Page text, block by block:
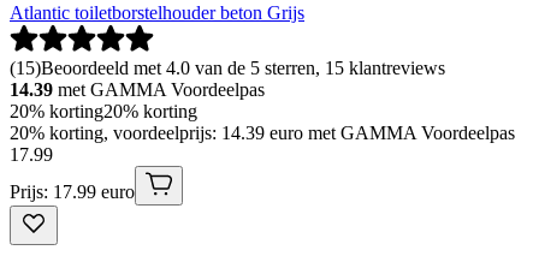
Atlantic toiletborstelhouder beton Grijs
(15)Beoordeeld met 4.0 van de 5 sterren, 15 klantreviews
14.39 met GAMMA Voordeelpas
20% korting20% korting
20% korting, voordeelprijs: 14.39 euro met GAMMA Voordeelpas
17.99
Prijs: 17.99 euro